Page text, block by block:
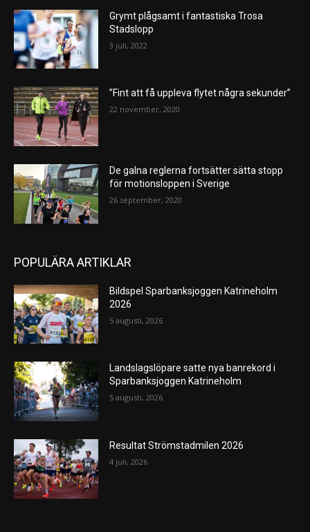
Grymt plågsamt i fantastiska Trosa
Stadslopp
3 juli, 2022
”Fint att få uppleva flytet några sekunder”
22 november, 2020
De galna reglerna fortsätter sätta stopp
för motionsloppen i Sverige
26 september, 2020
POPULÄRA ARTIKLAR
Bildspel Sparbanksjoggen Katrineholm
2026
5 augusti, 2026
Landslagslöpare satte nya banrekord i
Sparbanksjoggen Katrineholm
5 augusti, 2026
Resultat Strömstadmilen 2026
4 juli, 2026